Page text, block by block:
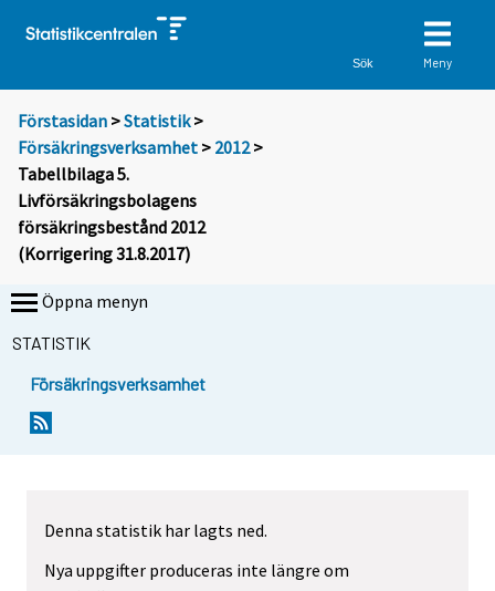
Sök Meny
Förstasidan >Statistik >
Försäkringsverksamhet > 2012>
Tabellbilaga 5.
Livförsäkringsbolagens
försäkringsbestånd 2012
(Korrigering 31.8.2017)
Öppna menyn
STATISTIK
Försäkringsverksamhet
Denna statistik har lagts ned.
Nya uppgifter produceras inte längre om